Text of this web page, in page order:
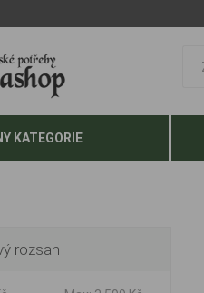
KATEGORIE
rozsah